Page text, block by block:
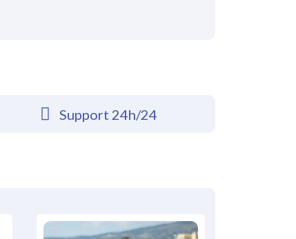
Support 24h/24